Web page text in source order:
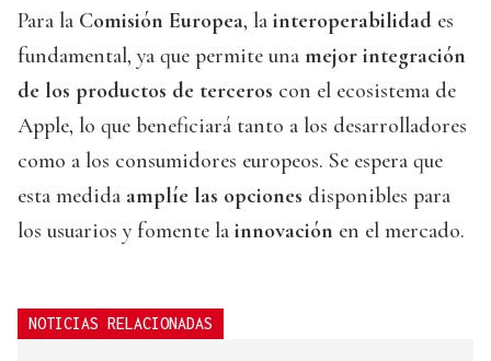
Para la Comisión Europea, la interoperabilidad es
fundamental, ya que permite una mejor integración
de los productos de terceros con el ecosistema de
Apple, lo que beneficiará tanto a los desarrolladores
como a los consumidores europeos. Se espera que
esta medida amplíe las opciones disponibles para
los usuarios y fomente la innovación en el mercado.
NOTICIAS RELACIONADAS